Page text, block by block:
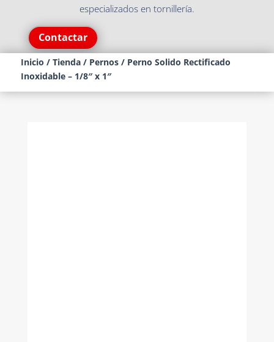
especializados en tornillería.
Contactar
Inicio / Tienda/ Pernos/ Perno Solido Rectificado
Inoxidable – 1/8″ x 1″